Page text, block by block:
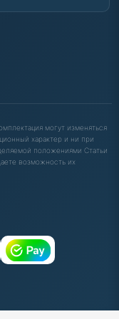
могут изменяться
характер и ни при
положениями Статьи
возможность их